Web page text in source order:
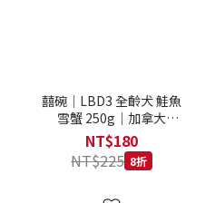
囍碗｜LBD3 全齡犬 鮭魚
雪蟹 250g｜加拿大
Loveabowl 天然無穀糧
250克 成犬 無穀狗飼料
NT$180
NT$225 8折